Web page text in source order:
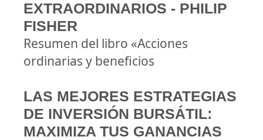
EXTRAORDINARIOS - PHILIP
FISHER
Resumen del libro «Acciones
ordinarias y beneficios
LAS MEJORES ESTRATEGIAS
DE INVERSIÓN BURSÁTIL:
MAXIMIZA TUS GANANCIAS